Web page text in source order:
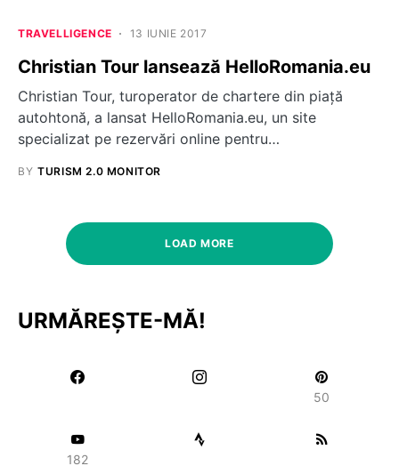
TRAVELLIGENCE 13 IUNIE 2017
Christian Tour lansează HelloRomania.eu
Christian Tour, turoperator de chartere din piaţă
autohtonă, a lansat HelloRomania.eu, un site
specializat pe rezervări online pentru…
BY TURISM 2.0 MONITOR
LOAD MORE
URMĂREȘTE-MĂ!
50
182